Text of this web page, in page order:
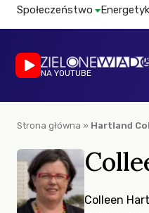
Społeczeństwo
NA YOUTUBE
Strona główna » Hartland
Colleen